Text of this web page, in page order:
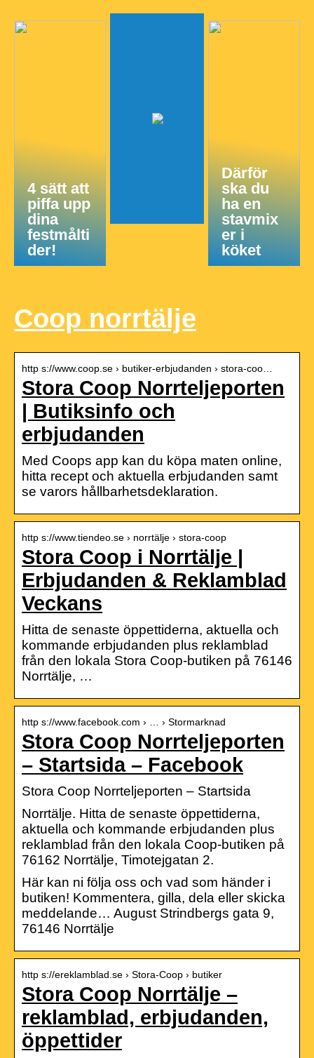
4 sätt att
piffa upp
dina
festmålti
der!
Därför
ska du
ha en
stavmix
er i
köket
Coop norrtälje
http s://www.coop.se › butiker-erbjudanden › stora-coo…
Stora Coop Norrteljeporten
| Butiksinfo och
erbjudanden
Med Coops app kan du köpa maten online,
hitta recept och aktuella erbjudanden samt
se varors hållbarhetsdeklaration.
http s://www.tiendeo.se › norrtälje › stora-coop
Stora Coop i Norrtälje |
Erbjudanden & Reklamblad
Veckans
Hitta de senaste öppettiderna, aktuella och
kommande erbjudanden plus reklamblad
från den lokala Stora Coop-butiken på 76146
Norrtälje, …
http s://www.facebook.com › … › Stormarknad
Stora Coop Norrteljeporten
– Startsida – Facebook
Stora Coop Norrteljeporten – Startsida
Norrtälje. Hitta de senaste öppettiderna,
aktuella och kommande erbjudanden plus
reklamblad från den lokala Coop-butiken på
76162 Norrtälje, Timotejgatan 2.
Här kan ni följa oss och vad som händer i
butiken! Kommentera, gilla, dela eller skicka
meddelande… August Strindbergs gata 9,
76146 Norrtälje
http s://ereklamblad.se › Stora-Coop › butiker
Stora Coop Norrtälje –
reklamblad, erbjudanden,
öppettider